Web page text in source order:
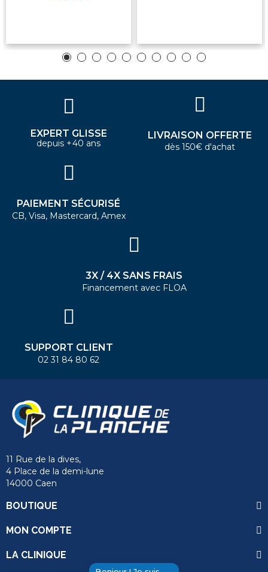
EXPERT GLISSE
depuis +40 ans
LIVRAISON OFFERTE
dès 150€ d'achat
PAIEMENT SÉCURISÉ
CB, Visa, Mastercard, Amex
3X / 4X SANS FRAIS
Financement avec FLOA
SUPPORT CLIENT
02 31 84 80 62
11 Rue de la dives,
4 Place de la demi-lune
14000 Caen
BOUTIQUE
MON COMPTE
LA CLINIQUE